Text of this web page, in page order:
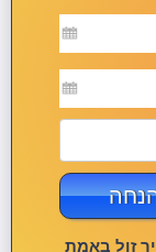
זול באמת